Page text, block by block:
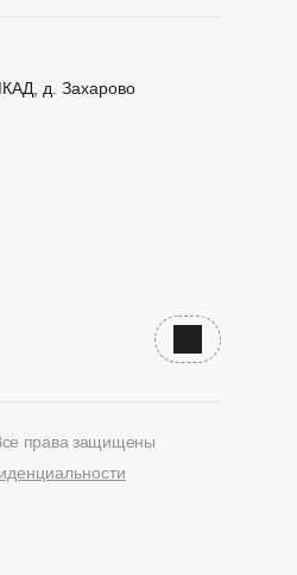
д. Захарово
Наверх
права защищены